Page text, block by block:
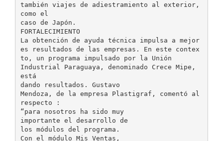
también viajes de adiestramiento al exterior,
como el
caso de Japón.
FORTALECIMIENTO
La obtención de ayuda técnica impulsa a mejor
es resultados de las empresas. En este contex
to, un programa impulsado por la Unión
Industrial Paraguaya, denominado Crece Mipe,
está
dando resultados. Gustavo
Mendoza, de la empresa Plastigraf, comentó al
respecto :
“para nosotros ha sido muy
importante el desarrollo de
los módulos del programa.
Con el módulo Mis Ventas,